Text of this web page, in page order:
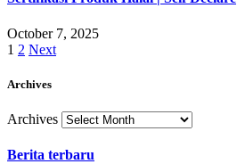
October 7, 2025
1 2 Next
Archives
Archives
Berita terbaru